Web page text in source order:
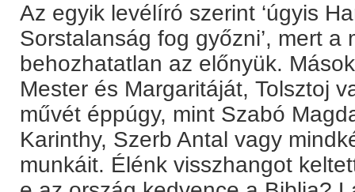
Az egyik levélíró szerint ‘úgyis
Sorstalanság fog győzni’, mert
behozhatatlan az előnyük.
Mester és Margaritáját, Tolsztoj
művét éppúgy, mint Szabó
Karinthy, Szerb Antal vagy
munkáit. Élénk visszhangot